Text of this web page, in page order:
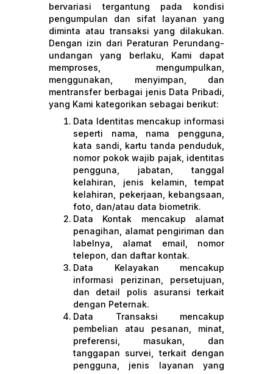
bervariasi tergantung pada kondisi
pengumpulan dan sifat layanan yang
diminta atau transaksi yang dilakukan.
Dengan izin dari Peraturan Perundang-
undangan yang berlaku, Kami dapat
memproses, mengumpulkan,
menggunakan, menyimpan, dan
mentransfer berbagai jenis Data Pribadi,
yang Kami kategorikan sebagai berikut:
Data Identitas mencakup informasi
seperti nama, nama pengguna,
kata sandi, kartu tanda penduduk,
nomor pokok wajib pajak, identitas
pengguna, jabatan, tanggal
kelahiran, jenis kelamin, tempat
kelahiran, pekerjaan, kebangsaan,
foto, dan/atau data biometrik.
Data Kontak mencakup alamat
penagihan, alamat pengiriman dan
labelnya, alamat email, nomor
telepon, dan daftar kontak.
Data Kelayakan mencakup
informasi perizinan, persetujuan,
dan detail polis asuransi terkait
dengan Peternak.
Data Transaksi mencakup
pembelian atau pesanan, minat,
preferensi, masukan, dan
tanggapan survei, terkait dengan
pengguna, jenis layanan yang